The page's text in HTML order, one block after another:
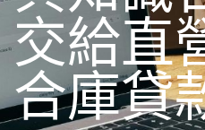
交給直
合庫貸